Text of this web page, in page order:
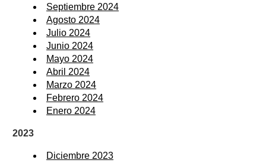
Septiembre 2024
Agosto 2024
Julio 2024
Junio 2024
Mayo 2024
Abril 2024
Marzo 2024
Febrero 2024
Enero 2024
2023
Diciembre 2023